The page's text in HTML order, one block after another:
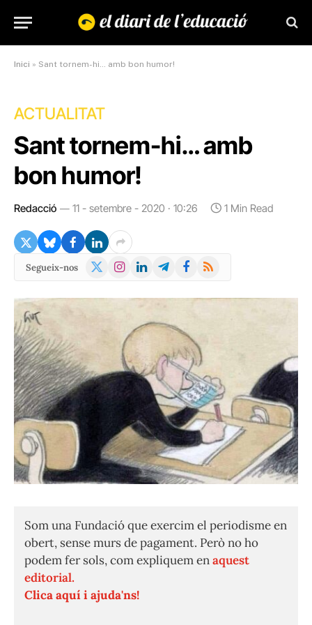
Inici » Sant tornem-hi… amb bon humor!
ACTUALITAT
Sant tornem-hi… amb
bon humor!
Redacció 11 - setembre - 2020 · 10:26 1 Min Read
Segueix-nos
X
Instagram
LinkedInTelegramFacebook
RSS
Som una Fundació que exercim el periodisme en
obert, sense murs de pagament. Però no ho
podem fer sols, com expliquem enaquest
editorial.
Clica aquí i ajuda'ns!